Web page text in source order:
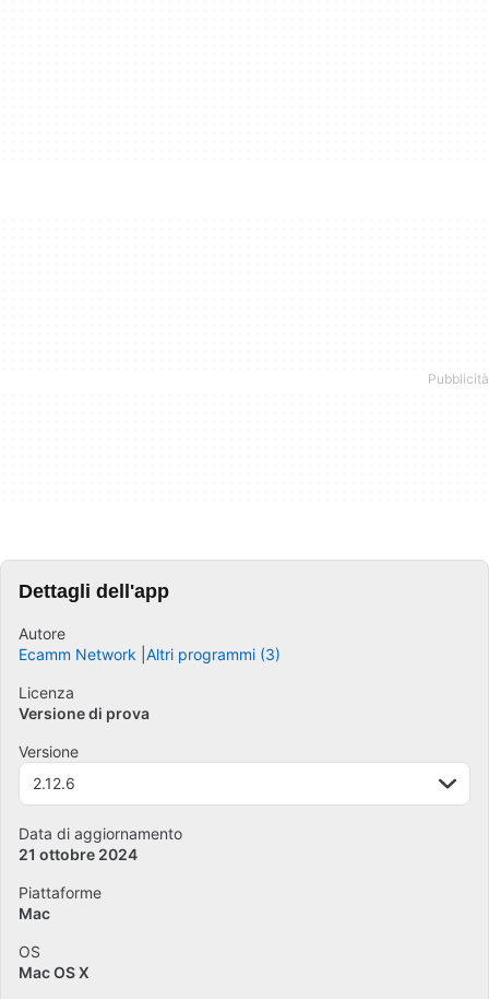
Dettagli dell'app
Autore
Ecamm Network Altri programmi (3)
Licenza
Versione di prova
Versione
2.12.6
Data di aggiornamento
21 ottobre 2024
Piattaforme
Mac
OS
Mac OS X